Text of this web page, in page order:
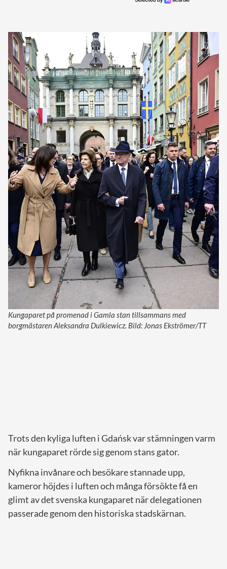
Kungaparet på promenad i Gamla stan tillsammans med
borgmästaren Aleksandra Dulkiewicz. Bild: Jonas Ekströmer/TT
Trots den kyliga luften i Gdańsk var stämningen varm
när kungaparet rörde sig genom stans gator.
Nyfikna invånare och besökare stannade upp,
kameror höjdes i luften och många försökte få en
glimt av det svenska kungaparet när delegationen
passerade genom den historiska stadskärnan.